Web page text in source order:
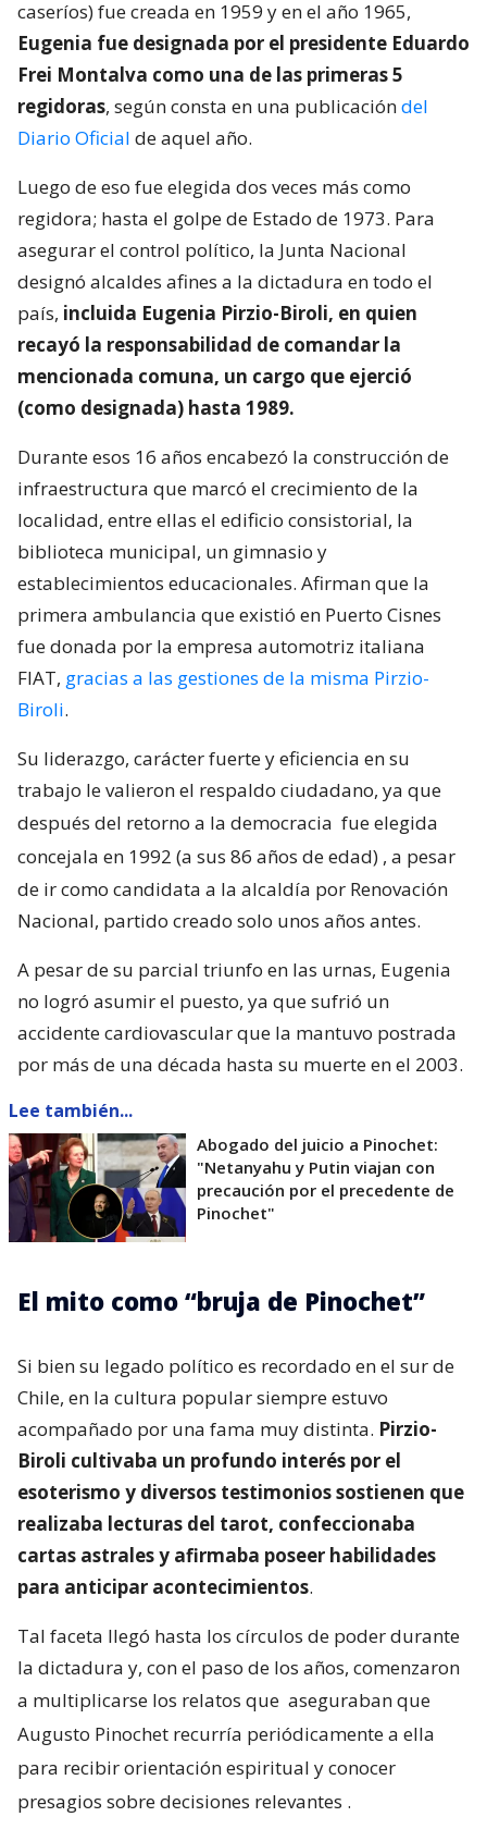
caseríos) fue creada en 1959 y en el año 1965,
Eugenia fue designada por el presidente Eduardo
Frei Montalva como una de las primeras 5
regidoras, según consta en una publicacióndel
Diario Oficial de aquel año.
Luego de eso fue elegida dos veces más como
regidora; hasta el golpe de Estado de 1973. Para
asegurar el control político, la Junta Nacional
designó alcaldes afines a la dictadura en todo el
país, incluida Eugenia Pirzio-Biroli, en quien
recayó la responsabilidad de comandar la
mencionada comuna, un cargo que ejerció
(como designada) hasta 1989.
Durante esos 16 años encabezó la construcción de
infraestructura que marcó el crecimiento de la
localidad, entre ellas el edificio consistorial, la
biblioteca municipal, un gimnasio y
establecimientos educacionales. Afirman que la
primera ambulancia que existió en Puerto Cisnes
fue donada por la empresa automotriz italiana
FIAT, gracias a las gestiones de la misma Pirzio-
Biroli.
Su liderazgo, carácter fuerte y eficiencia en su
trabajo le valieron el respaldo ciudadano, ya que
después del retorno a la democracia fue elegida
concejala en 1992 (a sus 86 años de edad) , a pesar
de ir como candidata a la alcaldía por Renovación
Nacional, partido creado solo unos años antes.
A pesar de su parcial triunfo en las urnas, Eugenia
no logró asumir el puesto, ya que sufrió un
accidente cardiovascular que la mantuvo postrada
por más de una década hasta su muerte en el 2003.
Lee también...
Abogado del juicio a Pinochet:
"Netanyahu y Putin viajan con
precaución por el precedente de
Pinochet"
El mito como “bruja de Pinochet”
Si bien su legado político es recordado en el sur de
Chile, en la cultura popular siempre estuvo
acompañado por una fama muy distinta. Pirzio-
Biroli cultivaba un profundo interés por el
esoterismo y diversos testimonios sostienen que
realizaba lecturas del tarot, confeccionaba
cartas astrales y afirmaba poseer habilidades
para anticipar acontecimientos.
Tal faceta llegó hasta los círculos de poder durante
la dictadura y, con el paso de los años, comenzaron
a multiplicarse los relatos que aseguraban que
Augusto Pinochet recurría periódicamente a ella
para recibir orientación espiritual y conocer
presagios sobre decisiones relevantes .